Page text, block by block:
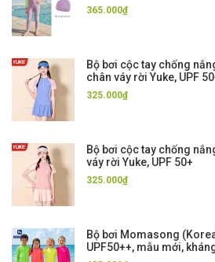
365.000₫
Bộ bơi cộc tay chống
chân váy rời Yuke, UPF
325.000₫
Bộ bơi cộc tay chống
váy rời Yuke, UPF 50+
325.000₫
Bộ bơi Momasong
UPF50++, mẫu mới,